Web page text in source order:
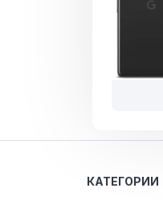
КАТЕГОРИИ